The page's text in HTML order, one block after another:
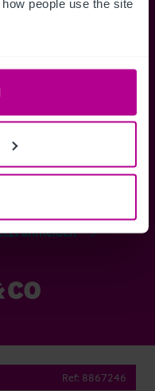
people use the site
Suchkriterien
anmelden
Ref: 8867246